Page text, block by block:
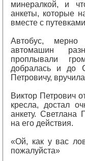
минералкой, и
анкеты, которые
вместе с
Автобус,
автомашин
проплывали
добралась и до
Петровичу,
Виктор Петрович
кресла, достал
анкету. Светлана
на его действия.
«Ой, как у вас
пожалуйста»